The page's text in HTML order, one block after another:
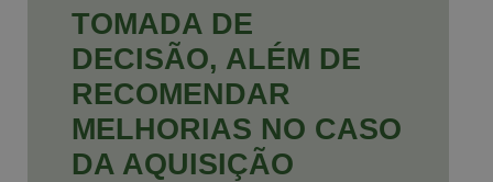
TOMADA DE
DECISÃO, ALÉM DE
RECOMENDAR
MELHORIAS NO CASO
DA AQUISIÇÃO